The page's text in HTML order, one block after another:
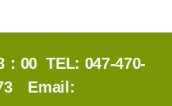
：00 TEL: 047-470-
Email: